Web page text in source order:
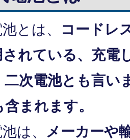
とは、
コードレ
れている、充電
次電池とも言い
まれます。
は、 メーカーや